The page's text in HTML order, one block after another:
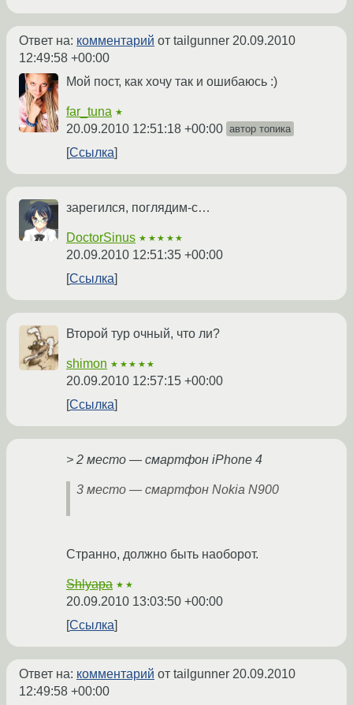
Ответ на: комментарий от tailgunner 20.09.2010
12:49:58 +00:00
Мой пост, как хочу так и ошибаюсь :)
far_tuna ★
20.09.2010 12:51:18 +00:00 автор топика
Ссылка
зарегился, поглядим-с…
DoctorSinus ★★★★★
20.09.2010 12:51:35 +00:00
Ссылка
Второй тур очный, что ли?
shimon ★★★★★
20.09.2010 12:57:15 +00:00
Ссылка
> 2 место — смартфон iPhone 4
3 место — смартфон Nokia N900
Странно, должно быть наоборот.
Shlyapa ★★
20.09.2010 13:03:50 +00:00
Ссылка
Ответ на: комментарий от tailgunner 20.09.2010
12:49:58 +00:00